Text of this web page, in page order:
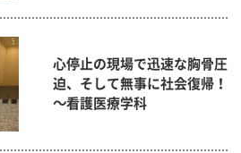
心停止の現場で迅速な胸骨圧
迫、そして無事に社会復帰！
～看護医療学科